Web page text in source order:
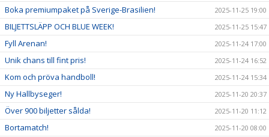
Boka premiumpaket på Sverige-Brasilien! 2025-11-25 19:00
BILJETTSLÄPP OCH BLUE WEEK! 2025-11-25 15:47
Fyll Arenan! 2025-11-24 17:00
Unik chans till fint pris! 2025-11-24 16:52
Kom och pröva handboll! 2025-11-24 15:34
Ny Hallbyseger! 2025-11-20 20:37
Över 900 biljetter sålda! 2025-11-20 11:12
Bortamatch! 2025-11-20 08:00